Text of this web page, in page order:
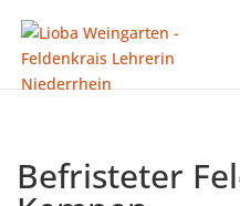
Befristeter